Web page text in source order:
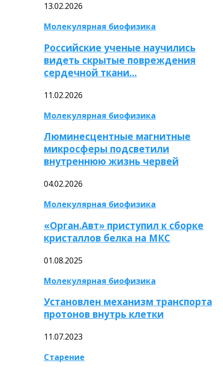
13.02.2026
Молекулярная биофизика
Российские ученые научились
видеть скрытые повреждения
сердечной ткани…
11.02.2026
Молекулярная биофизика
Люминесцентные магнитные
микросферы подсветили
внутреннюю жизнь червей
04.02.2026
Молекулярная биофизика
«Орган.Авт» приступил к сборке
кристаллов белка на МКС
01.08.2025
Молекулярная биофизика
Установлен механизм транспорта
протонов внутрь клетки
11.07.2023
Старение